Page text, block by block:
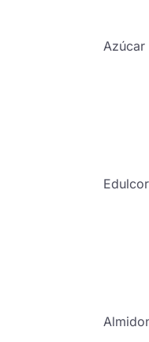
Azúcar